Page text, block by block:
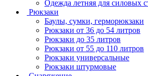
Одежда летняя для силовых
Рюкзаки
Баулы, сумки, герморюкзаки
Рюкзаки от 36 до 54 литров
Рюкзаки до 35 литров
Рюкзаки от 55 до 110 литров
Рюкзаки универсальные
Рюкзаки штурмовые